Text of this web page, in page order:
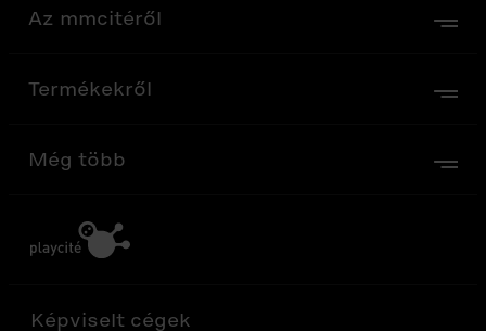
Az mmcitéről
Termékekről
Még több
Képviselt cégek